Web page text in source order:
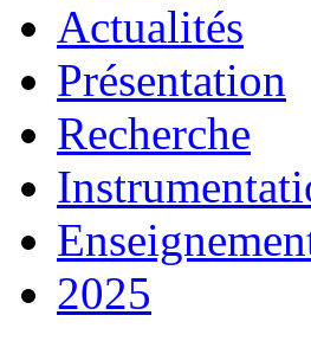
Actualités
Présentation
Recherche
2025